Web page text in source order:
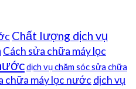
Chất lượng dịch vụ
Cách sửa chữa máy lọc
dịch vụ chăm sóc sửa chữa
chữa máy lọc nước dịch vụ